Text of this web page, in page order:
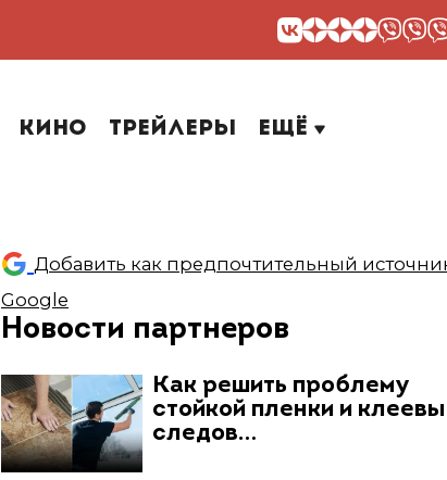
Кино Трейлеры Ещё
Добавить как предпочтительный
Google
Новости партнеров
Как решить проблему
стойкой пленки и
следов…